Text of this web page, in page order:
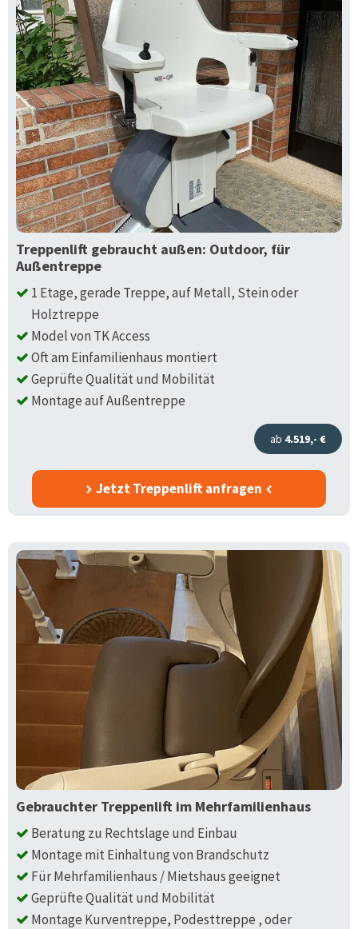
Treppenlift gebraucht außen: Outdoor, für
Außentreppe
1 Etage, gerade Treppe, auf Metall, Stein oder
Holztreppe
Model von TK Access
Oft am Einfamilienhaus montiert
Geprüfte Qualität und Mobilität
Montage auf Außentreppe
ab 4.519,- €
Jetzt Treppenlift anfragen
Gebrauchter Treppenlift im Mehrfamilienhaus
Beratung zu Rechtslage und Einbau
Montage mit Einhaltung von Brandschutz
Für Mehrfamilienhaus / Mietshaus geeignet
Geprüfte Qualität und Mobilität
Montage Kurventreppe, Podesttreppe , oder